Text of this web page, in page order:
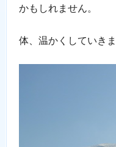
かもしれません。
体、温かくしていきま